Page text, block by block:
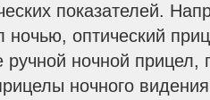
показателей.
ночью, оптический
ручной ночной прицел,
ночного